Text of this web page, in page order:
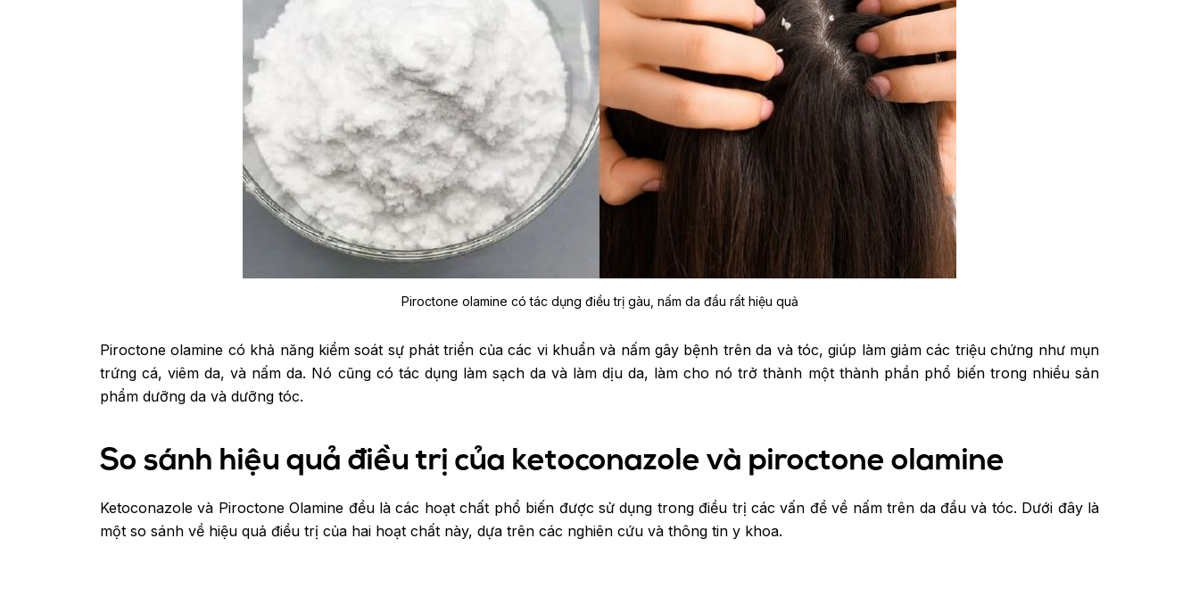
Piroctone olamine có tác dụng điều trị gàu, nấm da đầu rất hiệu quả
Piroctone olamine có khả năng kiểm soát sự phát triển của các vi khuẩn và nấm gây bệnh trên da và tóc, giúp làm giảm các triệu chứng như mụn
trứng cá, viêm da, và nấm da. Nó cũng có tác dụng làm sạch da và làm dịu da, làm cho nó trở thành một thành phần phổ biến trong nhiều sản
phẩm dưỡng da và dưỡng tóc.
So sánh hiệu quả điều trị của ketoconazole và piroctone olamine
Ketoconazole và Piroctone Olamine đều là các hoạt chất phổ biến được sử dụng trong điều trị các vấn đề về nấm trên da đầu và tóc. Dưới đây là
một so sánh về hiệu quả điều trị của hai hoạt chất này, dựa trên các nghiên cứu và thông tin y khoa.